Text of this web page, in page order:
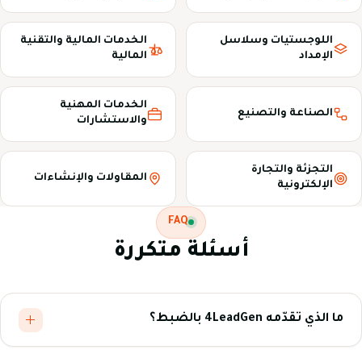
اللوجستيات وسلاسل
الإمداد
الخدمات المالية والتقنية
المالية
الصناعة والتصنيع
الخدمات المهنية
والاستشارات
التجزئة والتجارة
الإلكترونية
المقاولات والإنشاءات
FAQ
أسئلة متكررة
ما الذي تقدّمه 4LeadGen بالضبط؟